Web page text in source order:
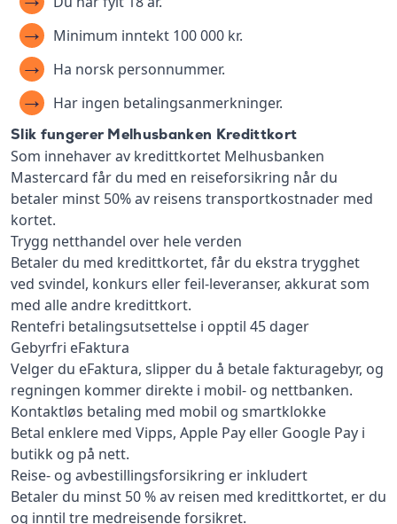
Minimum inntekt 100 000 kr.
Ha norsk personnummer.
Har ingen betalingsanmerkninger.
Slik fungerer Melhusbanken Kredittkort
Som innehaver av kredittkortet Melhusbanken
Mastercard får du med en reiseforsikring når du
betaler minst 50% av reisens transportkostnader med
kortet.
Trygg netthandel over hele verden
Betaler du med kredittkortet, får du ekstra trygghet
ved svindel, konkurs eller feil-leveranser, akkurat som
med alle andre kredittkort.
Rentefri betalingsutsettelse i opptil 45 dager
Gebyrfri eFaktura
Velger du eFaktura, slipper du å betale fakturagebyr, og
regningen kommer direkte i mobil- og nettbanken.
Kontaktløs betaling med mobil og smartklokke
Betal enklere med Vipps, Apple Pay eller Google Pay i
butikk og på nett.
Reise- og avbestillingsforsikring er inkludert
Betaler du minst 50 % av reisen med kredittkortet, er du
og inntil tre medreisende forsikret.